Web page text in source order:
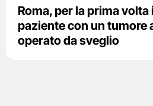
Roma, per la prima volta
paziente con un tumore
operato da sveglio